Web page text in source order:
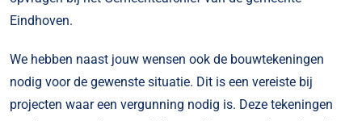
Eindhoven.
We hebben naast jouw wensen ook de bouwtekeningen
nodig voor de gewenste situatie. Dit is een vereiste bij
projecten waar een vergunning nodig is. Deze tekeningen